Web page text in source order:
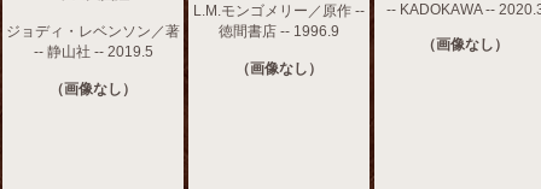
ジョディ・レベンソン／著
-- 静山社 -- 2019.5
（画像なし）
L.M.モンゴメリー／原作 --
徳間書店 -- 1996.9
（画像なし）
-- KADOKAWA --
（画像なし）